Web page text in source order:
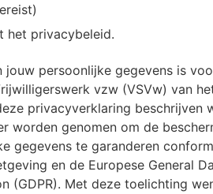
het privacybeleid.
jouw persoonlijke gegevens is
vzw (VSVw) van
privacyverklaring beschrijven
worden genomen om de
gegevens te garanderen
en de Europese General
(GDPR). Met deze toelichting